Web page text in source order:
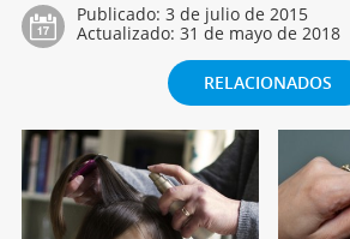
Publicado: 3 de julio de 2015
Actualizado: 31 de mayo de 2018
RELACIONADOS